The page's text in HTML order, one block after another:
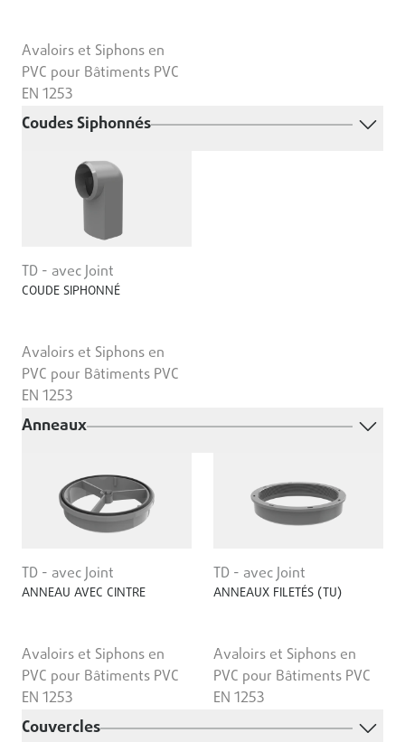
Avaloirs et Siphons en
PVC pour Bâtiments PVC
EN 1253
Coudes Siphonnés
TD - avec Joint
COUDE SIPHONNÉ
Avaloirs et Siphons en
PVC pour Bâtiments PVC
EN 1253
Anneaux
TD - avec Joint
ANNEAU AVEC CINTRE
Avaloirs et Siphons en
PVC pour Bâtiments PVC
EN 1253
TD - avec Joint
ANNEAUX FILETÉS (TU)
Avaloirs et Siphons en
PVC pour Bâtiments PVC
EN 1253
Couvercles